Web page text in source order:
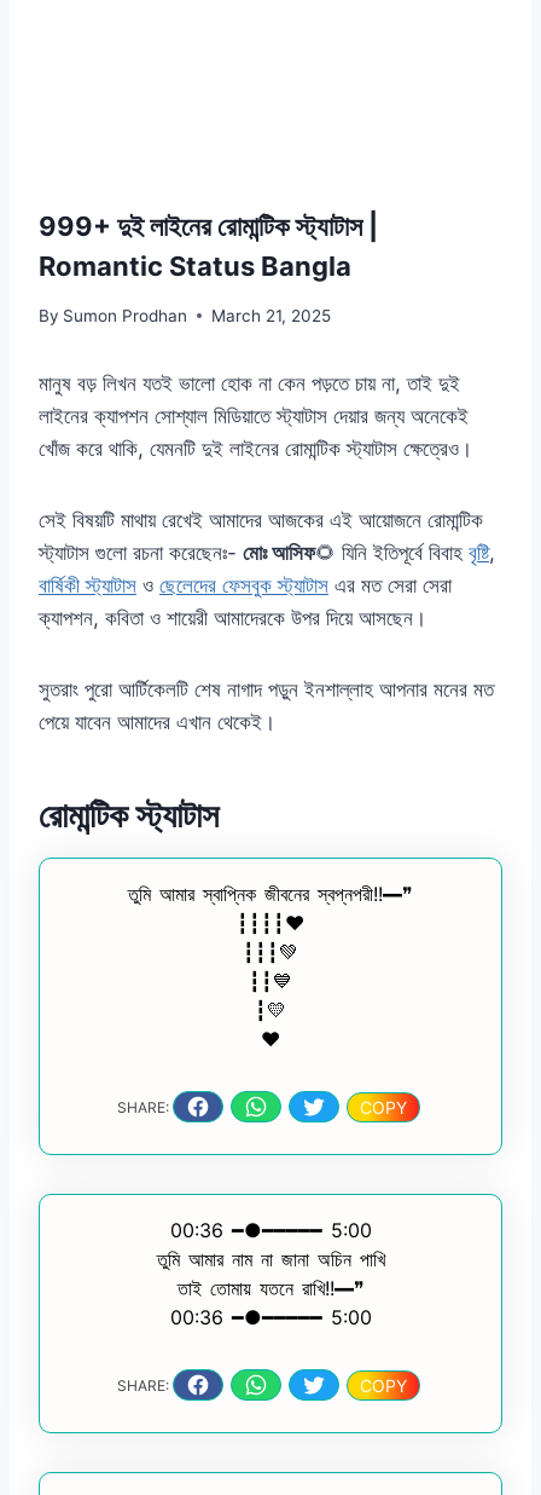
999+ দুই লাইনের রোমান্টিক স্ট্যাটাস |
Romantic Status Bangla
By Sumon Prodhan March 21, 2025
মানুষ বড় লিখন যতই ভালো হোক না কেন পড়তে চায় না, তাই দুই
লাইনের ক্যাপশন সোশ্যাল মিডিয়াতে স্ট্যাটাস দেয়ার জন্য অনেকেই
খোঁজ করে থাকি, যেমনটি দুই লাইনের রোমান্টিক স্ট্যাটাস ক্ষেত্রেও।
সেই বিষয়টি মাথায় রেখেই আমাদের আজকের এই আয়োজনে রোমান্টিক
স্ট্যাটাস গুলো রচনা করেছেনঃ- মোঃ আসিফ🌻 যিনি ইতিপূর্বে বিবাহ বৃষ্টি,
বার্ষিকী স্ট্যাটাস ও ছেলেদের ফেসবুক স্ট্যাটাস এর মত সেরা সেরা
ক্যাপশন, কবিতা ও শায়েরী আমাদেরকে উপর দিয়ে আসছেন।
সুতরাং পুরো আর্টিকেলটি শেষ নাগাদ পড়ুন ইনশাল্লাহ আপনার মনের মত
পেয়ে যাবেন আমাদের এখান থেকেই।
রোমান্টিক স্ট্যাটাস
তুমি আমার স্বাপ্নিক জীবনের স্বপ্নপরী!!━❞
┇┇┇┇♥️
┇┇┇💚
┇┇💙
┇💛
❤️
SHARE: COPY
00:36 ━●━━━━━ 5:00
তুমি আমার নাম না জানা অচিন পাখি
তাই তোমায় যতনে রাখি!!━❞
00:36 ━●━━━━━ 5:00
SHARE: COPY